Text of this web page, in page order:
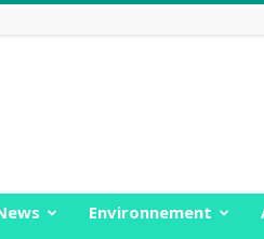
Environnement